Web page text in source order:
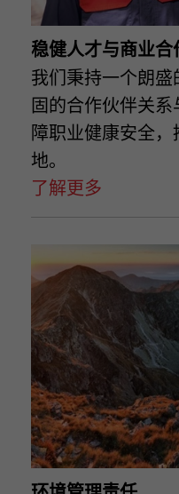
稳健人才与商业合
我们秉持一个朗
固的合作伙伴关
障职业健康安全
地。
了解更多